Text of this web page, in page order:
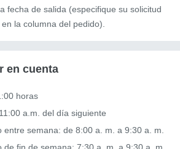
fecha de salida (especifique su solicitud
la columna del pedido).
en cuenta
horas
a.m. del día siguiente
semana: de 8:00 a. m. a 9:30 a. m.
fin de semana: 7:30 a. m. a 9:30 a. m.